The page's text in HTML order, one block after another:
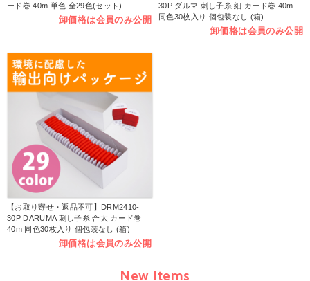
ード巻 40m 単色 全29色(セット)
卸価格は会員のみ公開
30P ダルマ 刺し子糸 細 カード巻 40m
同色30枚入り 個包装なし (箱)
卸価格は会員のみ公開
【お取り寄せ・返品不可】DRM2410-
30P DARUMA 刺し子糸 合太 カード巻
40m 同色30枚入り 個包装なし (箱)
卸価格は会員のみ公開
New Items